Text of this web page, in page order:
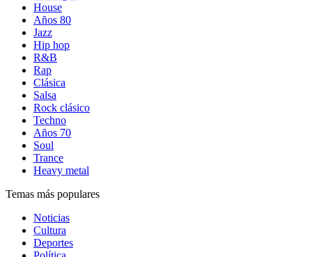
House
Años 80
Jazz
Hip hop
R&B
Rap
Clásica
Salsa
Rock clásico
Techno
Años 70
Soul
Trance
Heavy metal
Temas más populares
Noticias
Cultura
Deportes